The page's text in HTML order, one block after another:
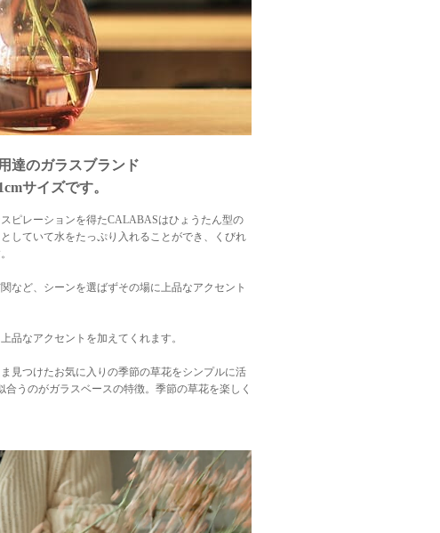
達のガラスブランド
サイズです。
ピレーションを得たCALABASはひょうたん型の
していて水をたっぷり入れることができ、くびれ
など、シーンを選ばずその場に上品なアクセント
品なアクセントを加えてくれます。
見つけたお気に入りの季節の草花をシンプルに活
うのがガラスベースの特徴。季節の草花を楽しく